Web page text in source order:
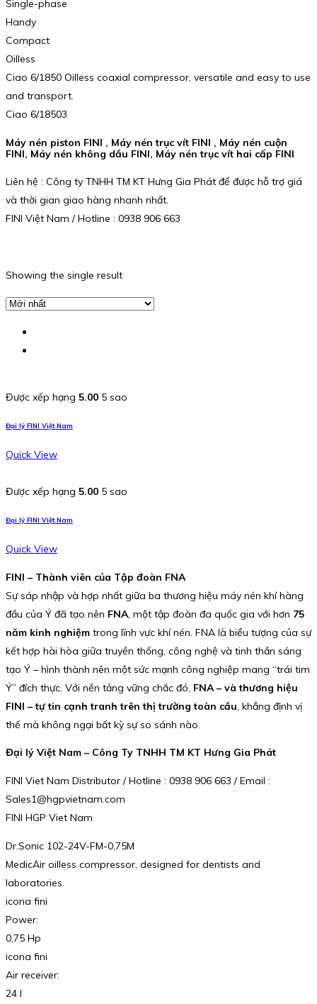
Single-phase
Handy
Compact
Oilless
Ciao 6/1850 Oilless coaxial compressor, versatile and easy to use
and transport.
Ciao 6/18503
Máy nén piston FINI , Máy nén trục vít FINI , Máy nén cuộn
FINI, Máy nén không dầu FINI, Máy nén trục vít hai cấp FINI
Liên hệ : Công ty TNHH TM KT Hưng Gia Phát để được hỗ trợ giá
và thời gian giao hàng nhanh nhất.
FINI Việt Nam / Hotline : 0938 906 663
Showing the single result
Được xếp hạng 5.00 5 sao
Đại lý FINI Việt Nam
Quick View
Được xếp hạng 5.00 5 sao
Đại lý FINI Việt Nam
Quick View
FINI – Thành viên của Tập đoàn FNA
Sự sáp nhập và hợp nhất giữa ba thương hiệu máy nén khí hàng
đầu của Ý đã tạo nên FNA, một tập đoàn đa quốc gia với hơn 75
năm kinh nghiệm trong lĩnh vực khí nén. FNA là biểu tượng của sự
kết hợp hài hòa giữa truyền thống, công nghệ và tinh thần sáng
tạo Ý – hình thành nên một sức mạnh công nghiệp mang “trái tim
Ý” đích thực. Với nền tảng vững chắc đó, FNA – và thương hiệu
FINI – tự tin cạnh tranh trên thị trường toàn cầu, khẳng định vị
thế mà không ngại bất kỳ sự so sánh nào.
Đại lý Việt Nam – Công Ty TNHH TM KT Hưng Gia Phát
FINI Viet Nam Distributor / Hotline : 0938 906 663 / Email :
Sales1@hgpvietnam.com
FINI HGP Viet Nam
Dr.Sonic 102-24V-FM-0,75M
MedicAir oilless compressor, designed for dentists and
laboratories.
icona fini
Power:
0,75 Hp
icona fini
Air receiver:
24 l